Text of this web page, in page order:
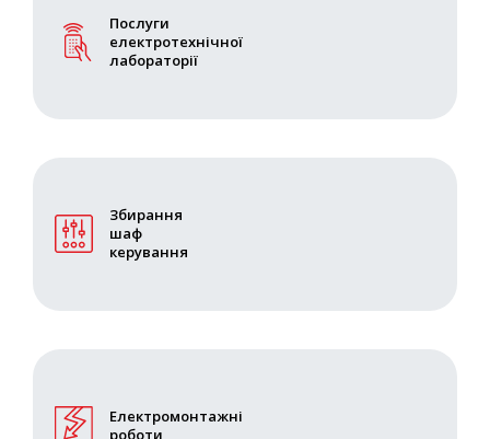
Послуги
електротехнічної
лабораторії
Збирання
шаф
керування
Електромонтажні
роботи